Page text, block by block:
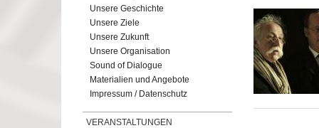
Unsere Geschichte
Unsere Ziele
Unsere Zukunft
Unsere Organisation
Sound of Dialogue
Materialien und Angebote
Impressum / Datenschutz
VERANSTALTUNGEN